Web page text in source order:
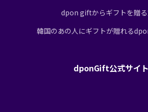
dpon giftからギフトを贈
韓国のあの人にギフトが贈れる
dponGift公式サイト